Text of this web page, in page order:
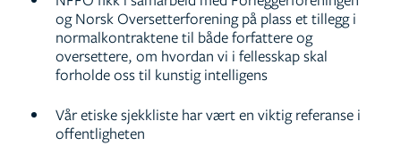
og Norsk Oversetterforening på plass et tillegg i
normalkontraktene til både forfattere og
oversettere, om hvordan vi i fellesskap skal
forholde oss til kunstig intelligens
Vår etiske sjekkliste har vært en viktig referanse i
offentligheten